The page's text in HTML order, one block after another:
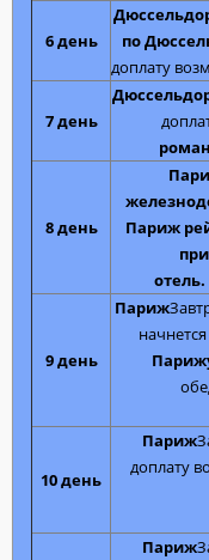
6 день
по
доплату
7 день
8 день
Париж
отель.
9 день
Париж
начнется
10 день
Париж
доплату
Париж